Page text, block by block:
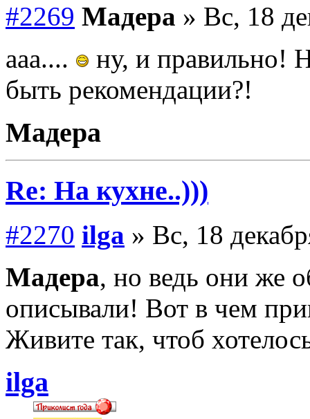
#2269 Мадера » Вс, 18
ааа....
ну, и правильно!
быть рекомендации?!
Мадера
Re: На кухне..)))
#2270 ilga » Вс, 18
Мадера, но ведь они же
описывали! Вот в чем
Живите так, чтоб
ilga